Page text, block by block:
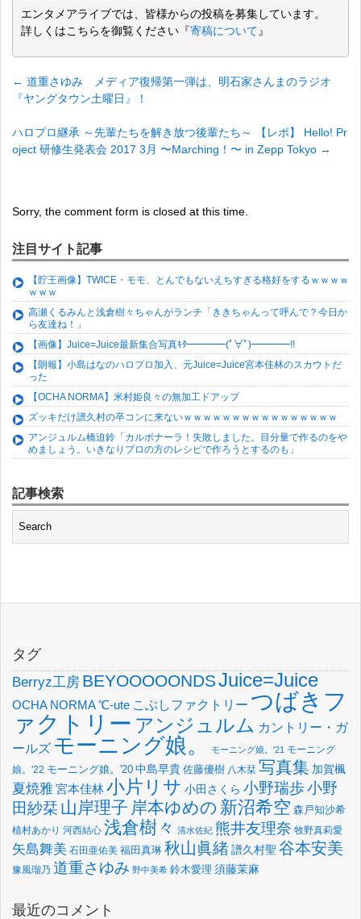
エンタメアライブでは、皆様からの投稿を募集しています。
詳しくはこちらを御覧ください『寄稿について 』
← 道重さゆみ メディア復帰第一弾は、明石家さんまのラジオ
『ヤングタウン土曜日』！
ハロプロ継承 ～先輩たちを解き放つ後輩たち～ 【レポ】 Hello! Pr
oject 研修生発表会 2017 3月 〜Marching！〜 in Zepp Tokyo →
Sorry, the comment form is closed at this time.
注目サイト記事
【貯王画像】TWICE・モモ、とんでもないえちすぎる格好をするｗｗｗｗ
ｗｗｗ
高瀬くるみんと浅倉樹々ちゃんがランチ「ききちゃんって呼んで？今日か
ら友達ね！」
【画像】Juice=Juice最新集合写真ｷﾀ━━━━(ﾟ∀ﾟ)━━━━!!
【朗報】小島はなのハロプロ加入、元Juice=Juice宮本佳林のスカウトだ
った
【OCHA NORMA】米村姫良々の無加工ドアップ
ズッキだけ譜久村の卒コンに来ないｗｗｗｗｗｗｗｗｗｗｗｗｗｗｗｗ
アンジュルム橋迫鈴「カルボナーラ！失敗しました。目分量で作るのをや
めましょう。いきなりプロの方のレシピで作ろうとするのも」
記事検索
タグ
Berryz工房 BEYOOOOONDSJuice=Juice
OCHA NORMA℃-ute こぶしファクトリー つばきフ
ァクトリー アンジュルム カントリー・ガ
ールズ モーニング娘。 モーニング娘。'21 モーニング
娘。'22 モーニング娘。'20 中島早貴 佐藤優樹 八木栞 写真集 加賀楓
夏焼雅宮本佳林小片リサ 小田さくら 小野瑞歩小野
田紗栞 山岸理子 岸本ゆめの 新沼希空 森戸知沙希
植村あかり 河西結心 浅倉樹々 清水佐紀 熊井友理奈 牧野真莉愛
矢島舞美 石田亜佑美 福田真琳 秋山眞緒譜久村聖 谷本安美
豫風瑠乃 道重さゆみ 野中美希 鈴木愛理 須藤茉麻
最近のコメント